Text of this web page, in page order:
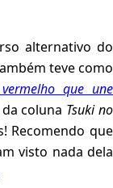
alternativo do
teve como
que une
coluna Tsuki no
Recomendo que
visto nada dela